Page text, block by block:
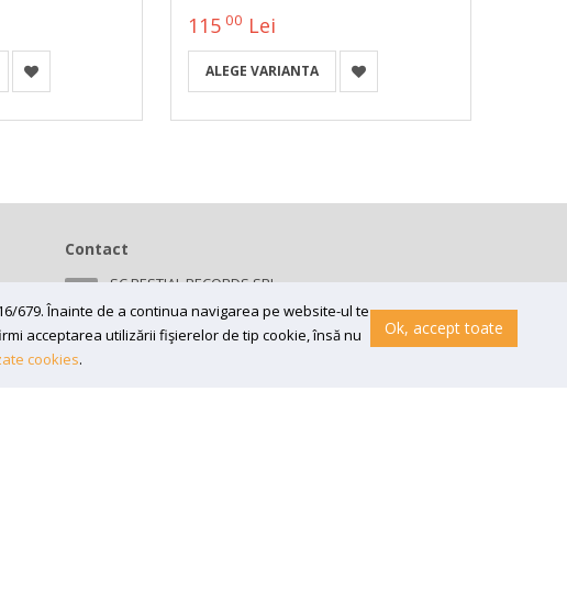
115 00 Lei
ALEGE VARIANTA
679. Înainte de a continua navigarea pe website-ul te
acceptarea utilizării fişierelor de tip cookie, însă nu
cookies.
Ok, accept toate
Contact
SC BESTIAL RECORDS SRL
Bv 16 Decembrie 1989 nr 43, in curte la Neuromed,
300218, Timisoara